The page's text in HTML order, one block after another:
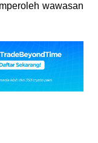
wawasan